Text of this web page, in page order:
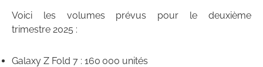
Voici les volumes prévus pour le deuxième
trimestre 2025 :
Galaxy Z Fold 7 : 160 000 unités